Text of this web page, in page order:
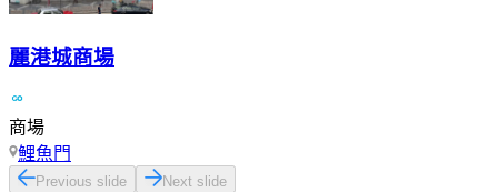
麗港城商場
商場
鯉魚門
Previous slide Next slide